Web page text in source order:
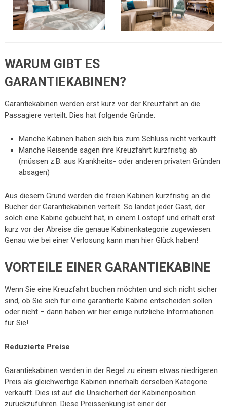
WARUM GIBT ES
GARANTIEKABINEN?
Garantiekabinen werden erst kurz vor der Kreuzfahrt an die
Passagiere verteilt. Dies hat folgende Gründe:
Manche Kabinen haben sich bis zum Schluss nicht verkauft
Manche Reisende sagen ihre Kreuzfahrt kurzfristig ab
(müssen z.B. aus Krankheits- oder anderen privaten Gründen
absagen)
Aus diesem Grund werden die freien Kabinen kurzfristig an die
Bucher der Garantiekabinen verteilt. So landet jeder Gast, der
solch eine Kabine gebucht hat, in einem Lostopf und erhält erst
kurz vor der Abreise die genaue Kabinenkategorie zugewiesen.
Genau wie bei einer Verlosung kann man hier Glück haben!
VORTEILE EINER GARANTIEKABINE
Wenn Sie eine Kreuzfahrt buchen möchten und sich nicht sicher
sind, ob Sie sich für eine garantierte Kabine entscheiden sollen
oder nicht – dann haben wir hier einige nützliche Informationen
für Sie!
Reduzierte Preise
Garantiekabinen werden in der Regel zu einem etwas niedrigeren
Preis als gleichwertige Kabinen innerhalb derselben Kategorie
verkauft. Dies ist auf die Unsicherheit der Kabinenposition
zurückzuführen. Diese Preissenkung ist einer der